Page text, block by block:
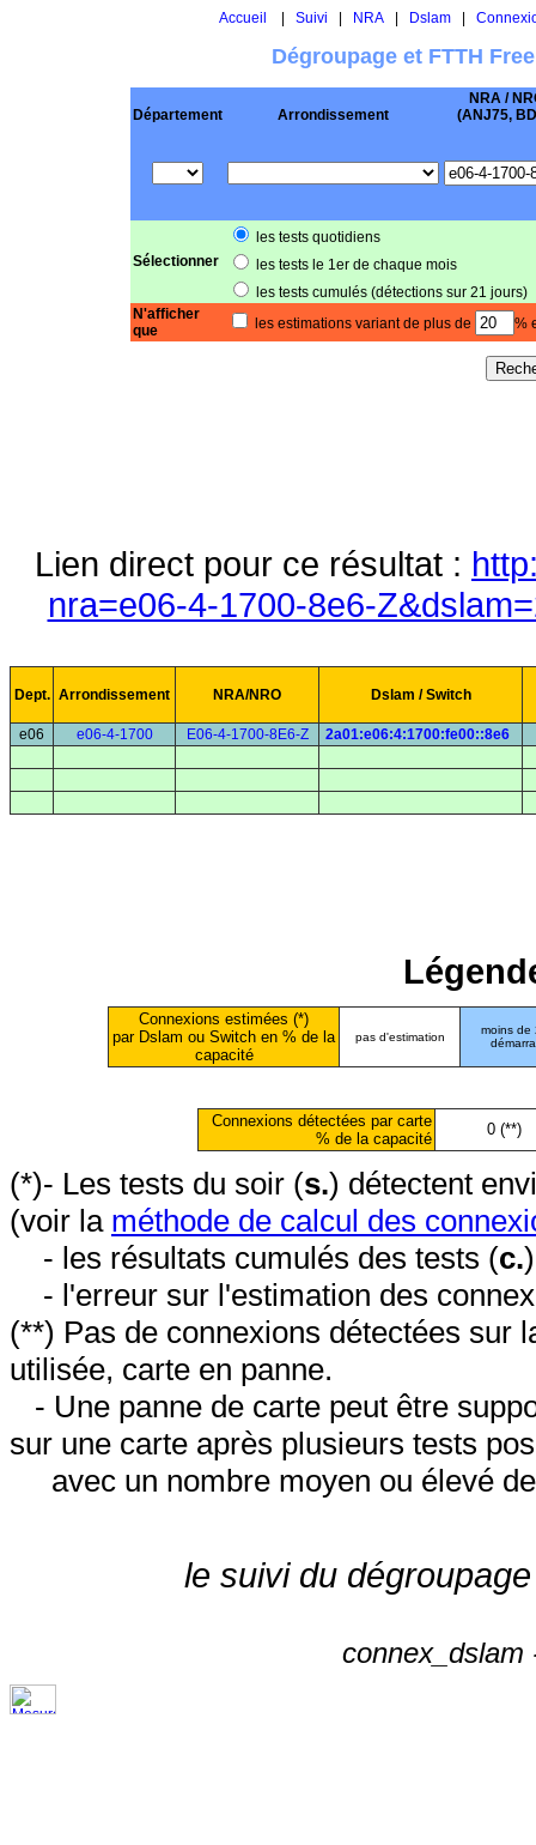
Accueil Suivi NRA| Dslam|
Dégroupage et FTTH
Département Arrondissement
NRA /
(ANJ75,
Sélectionner
les tests quotidiens
les tests le 1er de chaque mois
les tests cumulés (détections sur 21 jours)
N'afficher
que
les estimations variant de plus de %
Lien direct pour ce résultat :
nra=e06-4-1700-8e6-
Dept. Arrondissement NRA/NRO Dslam / Switch
e06 e06-4-1700 E06-4-1700-8E6-Z 2a01:e06:4:1700:fe00::8e6
Connexions estimées (*)
par Dslam ou Switch en % de la
capacité
pas d'estimation
moins de
Connexions détectées par carte
% de la capacité
0 (**)
(*)- Les tests du soir (s.) détectent
(voir la méthode de calcul des
- les résultats cumulés des tests (c.
- l'erreur sur l'estimation des
(**) Pas de connexions détectées sur
utilisée, carte en panne.
- Une panne de carte peut être
sur une carte après plusieurs tests
avec un nombre moyen ou élevé
le suivi du
connex_dslam